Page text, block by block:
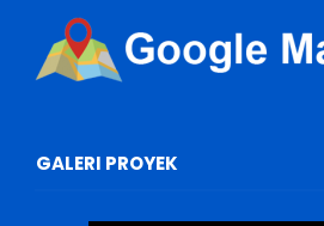
GALERI PROYEK